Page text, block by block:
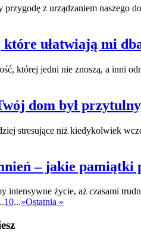
przygodę z urządzaniem naszego
które ułatwiają mi
której jedni nie znoszą, a inni
dom był
stresujące niż kiedykolwiek
– jakie
intensywne życie, aż czasami
10...»Ostatnia »